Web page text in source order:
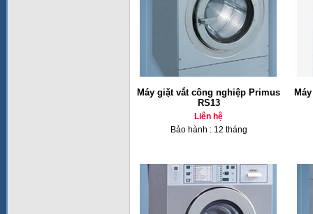
Máy giặt vắt công nghiệp Primus
RS13
Liên hệ
Bảo hành : 12 tháng